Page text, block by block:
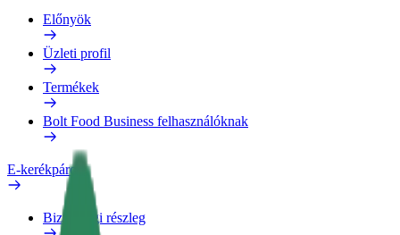
Előnyök
Üzleti profil
Termékek
Bolt Food Business felhasználóknak
E-kerékpárok
Biztonsági részleg